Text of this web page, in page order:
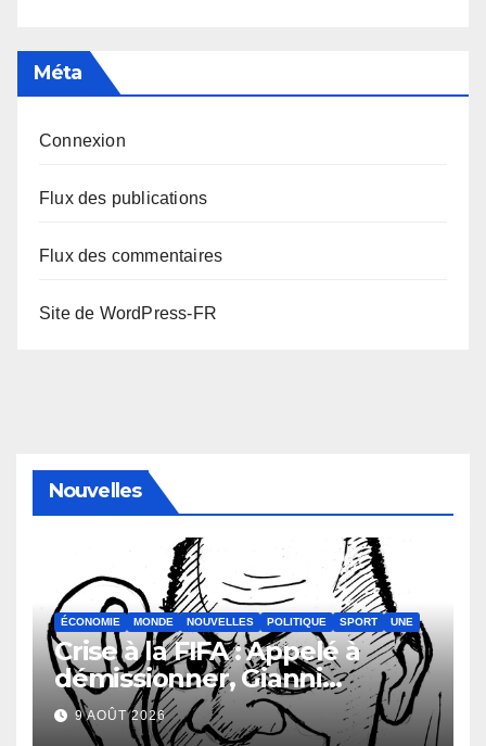
Méta
Connexion
Flux des publications
Flux des commentaires
Site de WordPress-FR
Nouvelles
ÉCONOMIE MONDE NOUVELLES POLITIQUE SPORT UNE
Crise à la FIFA : Appelé à
démissionner, Gianni
Infantino vacille
9 AOÛT 2026